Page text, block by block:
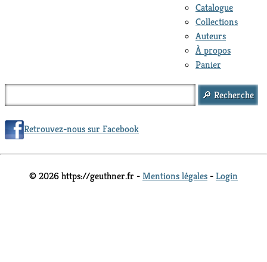
Catalogue
Collections
Auteurs
À propos
Panier
Retrouvez-nous sur Facebook
© 2026 https://geuthner.fr -Mentions légales -Login